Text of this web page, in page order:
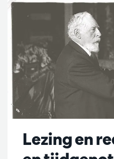
Lezing en